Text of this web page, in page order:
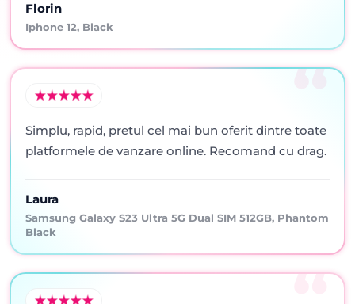
Florin
Iphone 12, Black
Simplu, rapid, pretul cel mai bun oferit dintre toate
platformele de vanzare online. Recomand cu drag.
Laura
Samsung Galaxy S23 Ultra 5G Dual SIM 512GB, Phantom
Black